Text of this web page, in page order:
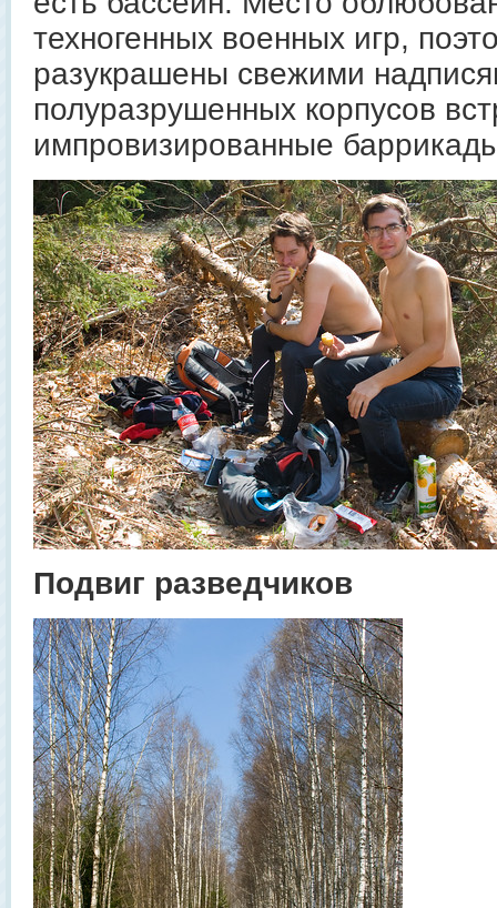
техногенных военных игр,
разукрашены свежими
полуразрушенных корпусов
импровизированные
Подвиг разведчиков